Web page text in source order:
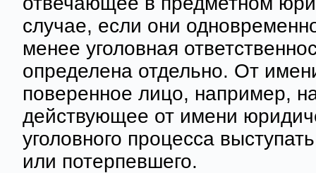
случае, если они
менее уголовная
определена отдельно. От
поверенное лицо, например,
действующее от имени
уголовного процесса
или потерпевшего.